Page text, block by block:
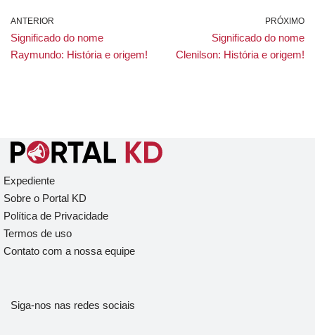
ANTERIOR
Significado do nome
Raymundo: História e origem!
PRÓXIMO
Significado do nome
Clenilson: História e origem!
Expediente
Sobre o Portal KD
Política de Privacidade
Termos de uso
Contato com a nossa equipe
Siga-nos nas redes sociais